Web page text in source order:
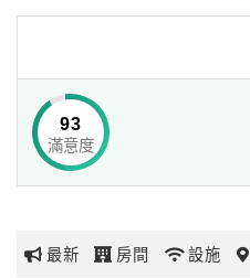
球
網
玩
希望住宿客人帶著滿滿的元
東經118旅店位於前水頭44號
興建人黃積再早年赴印尼經商
發達後匯款返鄉興建此棟番仔
兩落之間有天井，前落進深
93
滿意度
最新 房間 設施